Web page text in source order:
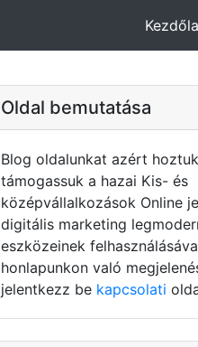
Oldal bemutatása
Blog oldalunkat azért
támogassuk a hazai Kis- és
középvállalkozások Online
digitális marketing
eszközeinek
honlapunkon való
jelentkezz be kapcsolati